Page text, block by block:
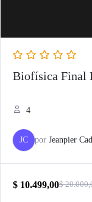
Biofísica Final
4
JC por Jeanpier
$
El
$ 10.499,00
El